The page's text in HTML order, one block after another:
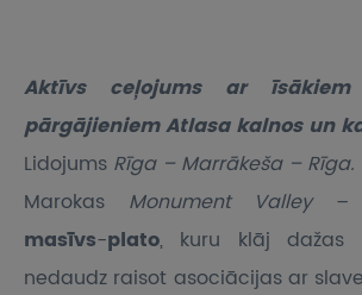
Aktīvs ceļojums ar
pārgājieniem Atlasa kalnos un
Lidojums Rīga – Marrākeša – Rīga.
Marokas Monument Valley –
masīvs-plato, kuru klāj dažas
nedaudz raisot asociācijas ar